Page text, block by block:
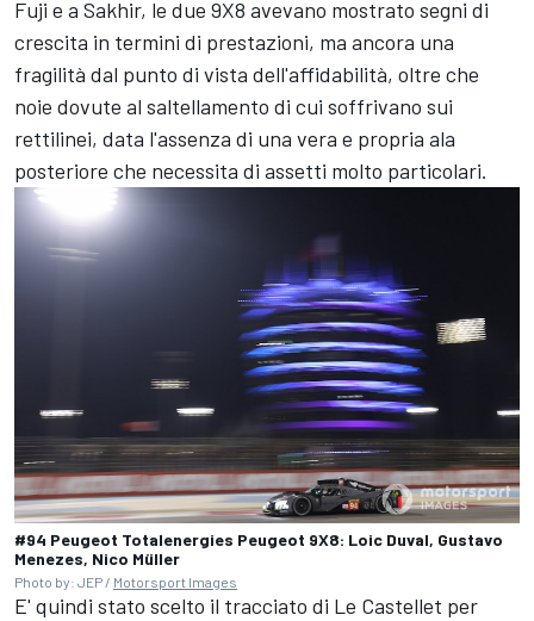
Fuji e a Sakhir, le due 9X8 avevano mostrato segni di
crescita in termini di prestazioni, ma ancora una
fragilità dal punto di vista dell'affidabilità, oltre che
noie dovute al saltellamento di cui soffrivano sui
rettilinei, data l'assenza di una vera e propria ala
posteriore che necessita di assetti molto particolari.
#94 Peugeot Totalenergies Peugeot 9X8: Loic Duval, Gustavo
Menezes, Nico Müller
Photo by: JEP / Motorsport Images
E' quindi stato scelto il tracciato di Le Castellet per